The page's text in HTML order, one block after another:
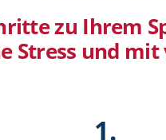
zu Ihrem
Stress und mit
1.